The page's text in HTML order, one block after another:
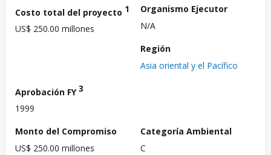
Costo total del proyecto 1
US$ 250.00 millones
Organismo Ejecutor
N/A
Región
Asia oriental y el Pacífico
Aprobación FY3
1999
Monto del Compromiso
US$ 250.00 millones
Categoría Ambiental
C